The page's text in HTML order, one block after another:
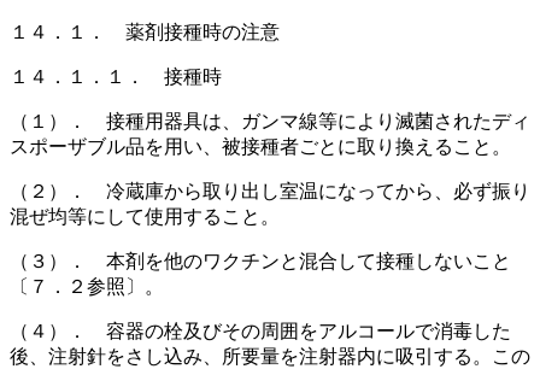
１４．１． 薬剤接種時の注意
１４．１．１． 接種時
（１）． 接種用器具は、ガンマ線等により滅菌されたディ
スポーザブル品を用い、被接種者ごとに取り換えること。
（２）． 冷蔵庫から取り出し室温になってから、必ず振り
混ぜ均等にして使用すること。
（３）． 本剤を他のワクチンと混合して接種しないこと
〔７．２参照〕。
（４）． 容器の栓及びその周囲をアルコールで消毒した
後、注射針をさし込み、所要量を注射器内に吸引する。この